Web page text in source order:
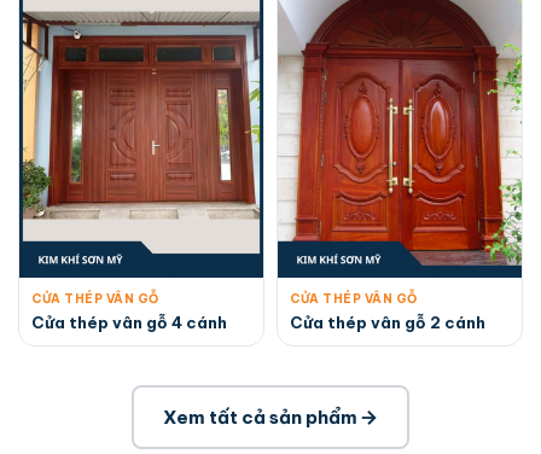
CỬA THÉP VÂN GỖ
Cửa thép vân gỗ 4 cánh
CỬA THÉP VÂN GỖ
Cửa thép vân gỗ 2 cánh
Xem tất cả sản phẩm